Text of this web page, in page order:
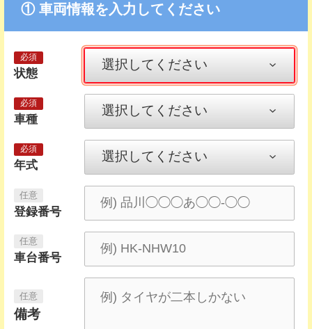
① 車両情報を入力してください
状態
車種
年式
登録番号
車台番号
備考